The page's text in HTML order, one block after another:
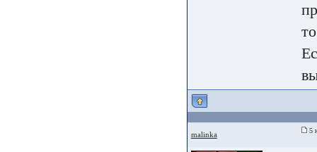
malinka 5